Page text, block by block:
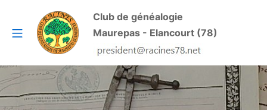
contenu
Menu mobile
RACINES
Club de généalogie
Maurepas - Elancourt (78)